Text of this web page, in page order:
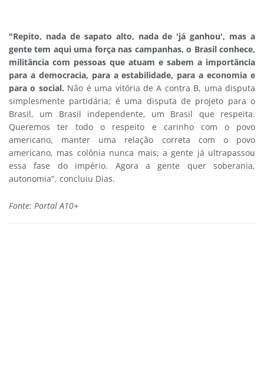
"Repito, nada de sapato alto, nada de 'já ganhou', mas a
gente tem aqui uma força nas campanhas, o Brasil conhece,
militância com pessoas que atuam e sabem a importância
para a democracia, para a estabilidade, para a economia e
para o social. Não é uma vitória de A contra B, uma disputa
simplesmente partidária; é uma disputa de projeto para o
Brasil, um Brasil independente, um Brasil que respeita.
Queremos ter todo o respeito e carinho com o povo
americano, manter uma relação correta com o povo
americano, mas colônia nunca mais; a gente já ultrapassou
essa fase do império. Agora a gente quer soberania,
autonomia", concluiu Dias.
Fonte: Portal A10+